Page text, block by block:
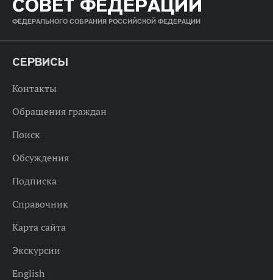
СОВЕТ ФЕДЕРАЦИИ
ФЕДЕРАЛЬНОГО СОБРАНИЯ РОССИЙСКОЙ ФЕДЕРАЦИИ
СЕРВИСЫ
Контакты
Обращения граждан
Поиск
Обсуждения
Подписка
Справочник
Карта сайта
Экскурсии
English